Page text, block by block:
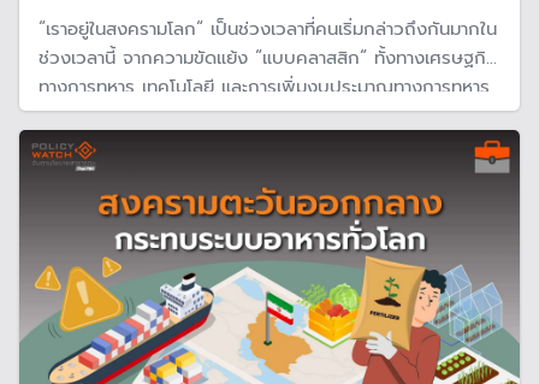
“เราอยู่ในสงครามโลก“ เป็นช่วงเวลาที่คนเริ่มกล่าวถึงกันมากใน
ช่วงเวลานี้ จากความขัดแย้ง “แบบคลาสสิก“ ทั้งทางเศรษฐกิจ
ทางการทหาร เทคโนโลยี และการเพิ่มงบประมาณทางการทหาร
และในช่วงที่ผ่านมา เกิดสงครามบ่อยครั้งอย่างไม่เคยเกิดขึ้นมา
ก่อนนับตั้งแต่สงครามโลก นั่นเป็นสัญญาณสงครามแบบใหม่
กำลังเกิดขึ้น